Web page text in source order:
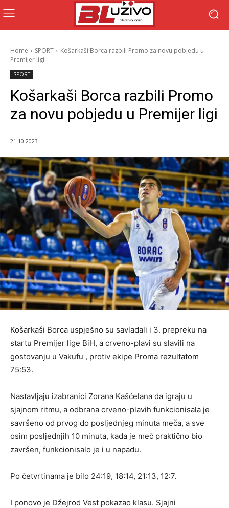
Home SPORT
Košarkaši Borca razbili Promo za novu pobjedu u
Premijer ligi
SPORT
Košarkaši Borca razbili Promo
za novu pobjedu u Premijer ligi
21.10.2023.
Košarkaši Borca uspješno su savladali i 3. prepreku na
startu Premijer lige BiH, a crveno-plavi su slavili na
gostovanju u Vakufu , protiv ekipe Proma rezultatom
75:53.
Nastavljaju izabranici Zorana Kašćelana da igraju u
sjajnom ritmu, a odbrana crveno-plavih funkcionisala je
savršeno od prvog do posljednjeg minuta meča, a sve
osim posljednjih 10 minuta, kada je meč praktično bio
završen, funkcionisalo je i u napadu.
Po četvrtinama je bilo 24:19, 18:14, 21:13, 12:7.
I ponovo je Džejrod Vest pokazao klasu. Sjajni